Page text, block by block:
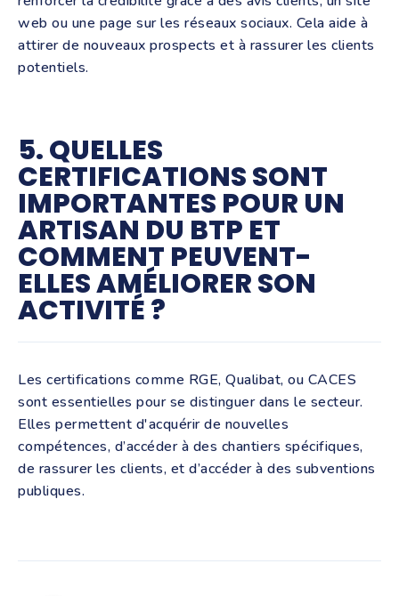
web ou une page sur les réseaux sociaux. Cela aide à
attirer de nouveaux prospects et à rassurer les clients
potentiels.
5. QUELLES
CERTIFICATIONS SONT
IMPORTANTES POUR UN
ARTISAN DU BTP ET
COMMENT PEUVENT-
ELLES AMÉLIORER SON
ACTIVITÉ ?
Les certifications comme RGE, Qualibat, ou CACES
sont essentielles pour se distinguer dans le secteur.
Elles permettent d'acquérir de nouvelles
compétences, d’accéder à des chantiers spécifiques,
de rassurer les clients, et d’accéder à des subventions
publiques.